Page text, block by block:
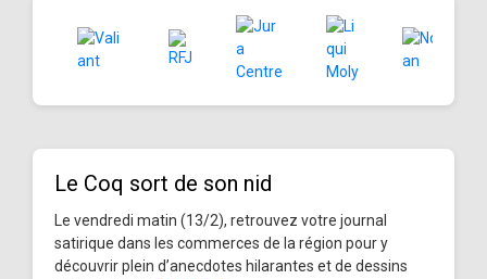
Le Coq sort de son nid
Le vendredi matin (13/2), retrouvez votre journal
satirique dans les commerces de la région pour y
découvrir plein d’anecdotes hilarantes et de dessins